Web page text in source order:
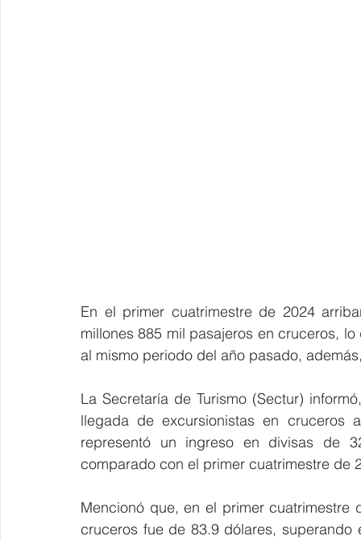
En el primer cuatrimestre de 2024
millones 885 mil pasajeros en cruceros,
al mismo periodo del año pasado,
La Secretaría de Turismo (Sectur)
llegada de excursionistas en cruceros
representó un ingreso en divisas de
comparado con el primer cuatrimestre de
Mencionó que, en el primer
cruceros fue de 83.9 dólares,